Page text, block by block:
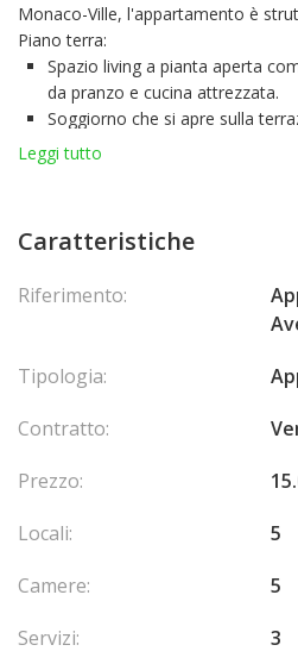
Monaco-Ville, l'appartamento è
Piano terra:
Spazio living a pianta aperta
da pranzo e cucina attrezzata.
Soggiorno che si apre sulla
Bagno con WC.
Lavanderia.
Cortile interno.
Quattro camere aggiuntive.
Leggi tutto
Caratteristiche
Riferimento:
Tipologia:
Contratto:
Prezzo:
Locali:
5
Camere:
5
Servizi:
3